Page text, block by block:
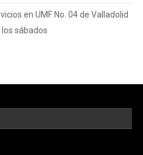
en UMF No. 04 de Valladolid
sábados